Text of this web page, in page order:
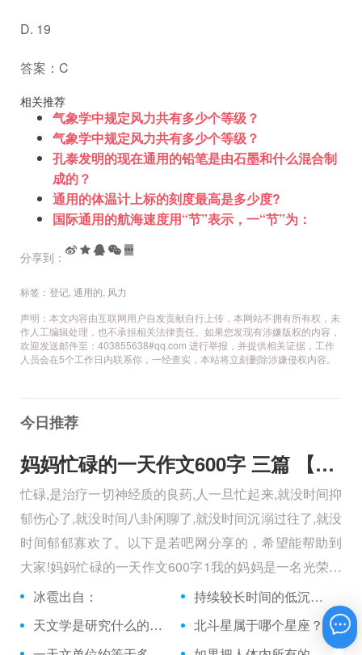
D. 19
答案：C
相关推荐
气象学中规定风力共有多少个等级？
气象学中规定风力共有多少个等级？
孔泰发明的现在通用的铅笔是由石墨和什么混合制
成的？
通用的体温计上标的刻度最高是多少度?
国际通用的航海速度用“节”表示，一“节”为：
分享到：
标签： 登记 通用的 风力
声明：本文内容由互联网用户自发贡献自行上传，本网站不拥有所有权，未
作人工编辑处理，也不承担相关法律责任。如果您发现有涉嫌版权的内容，
欢迎发送邮件至：403855638#qq.com 进行举报，并提供相关证据，工作
人员会在5个工作日内联系你，一经查实，本站将立刻删除涉嫌侵权内容。
今日推荐
妈妈忙碌的一天作文600字 三篇 【600字】
忙碌,是治疗一切神经质的良药,人一旦忙起来,就没时间抑
郁伤心了,就没时间八卦闲聊了,就没时间沉溺过往了,就没
时间郁郁寡欢了。以下是若吧网分享的，希望能帮助到
大家!妈妈忙碌的一天作文600字1我的妈妈是一名光荣的
人民警察，她总有做不完的事情。
冰雹出自：
持续较长时间的低沉声响的雷叫做什么雷？
天文学是研究什么的科学？
北斗星属于哪个星座？